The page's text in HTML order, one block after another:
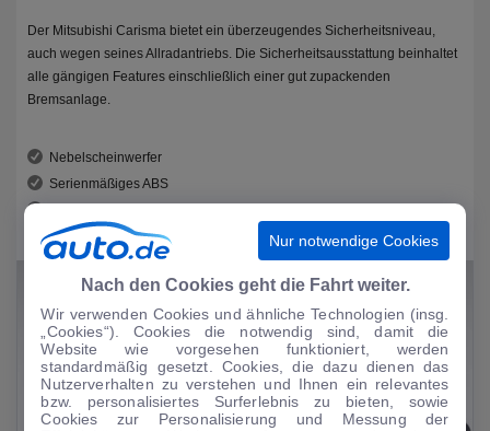
Der Mitsubishi Carisma bietet ein überzeugendes Sicherheitsniveau,
auch wegen seines Allradantriebs. Die Sicherheitsausstattung beinhaltet
alle gängigen Features einschließlich einer gut zupackenden
Bremsanlage.
Nebelscheinwerfer
Serienmäßiges ABS
Für mehr Sicherheit: Seitenairbag
Nur notwendige Cookies
Nach den Cookies geht die Fahrt weiter.
Wir verwenden Cookies und ähnliche Technologien (insg.
„Cookies“). Cookies die notwendig sind, damit die
Website wie vorgesehen funktioniert, werden
standardmäßig gesetzt. Cookies, die dazu dienen das
Nutzerverhalten zu verstehen und Ihnen ein relevantes
bzw. personalisiertes Surferlebnis zu bieten, sowie
Cookies zur Personalisierung und Messung der